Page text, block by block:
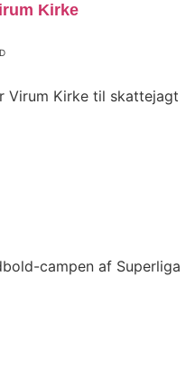
Kirke
Virum Kirke til skattejagt
campen af Superliga